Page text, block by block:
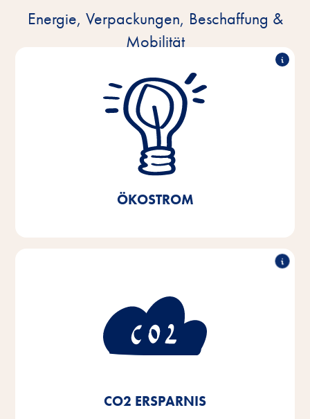
Energie, Verpackungen, Beschaffung &
Mobilität
ÖKOSTROM
100% Ökostrom
Seit 2021 nutzen wir 100% Ökostrom in unseren
Produktionsstätten, unserem Zentrallager und der
Verwaltung am Standort Bremen/Niedersachsen.
Dadurch konnte eine CO
2
Ersparnis von 40%
CO2 ERSPARNIS
50% weniger CO
Durch die Nutzung von Ökostrom und die Umstellung
auf Nahwärmsysteme und Brennwertkessel unserer
Heizungseinrichtungen sowie den Einsatz von LED-